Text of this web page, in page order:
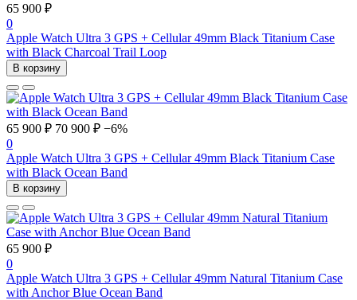
65 900 ₽
0
Apple Watch Ultra 3 GPS + Cellular 49mm Black Titanium Case
with Black Charcoal Trail Loop
В корзину
65 900 ₽ 70 900 ₽ −6%
0
Apple Watch Ultra 3 GPS + Cellular 49mm Black Titanium Case
with Black Ocean Band
В корзину
65 900 ₽
0
Apple Watch Ultra 3 GPS + Cellular 49mm Natural Titanium Case
with Anchor Blue Ocean Band